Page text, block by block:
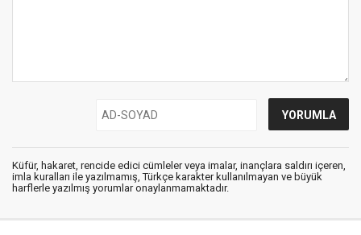
Küfür, hakaret, rencide edici cümleler veya imalar, inançlara saldırı içeren,
imla kuralları ile yazılmamış, Türkçe karakter kullanılmayan ve büyük
harflerle yazılmış yorumlar onaylanmamaktadır.